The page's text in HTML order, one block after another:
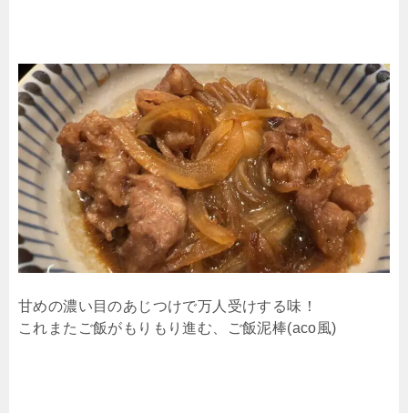
甘めの濃い目のあじつけで万人受けする味！
これまたご飯がもりもり進む、ご飯泥棒(aco風)